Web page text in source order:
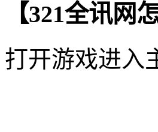
【321全讯网
打开游戏进入